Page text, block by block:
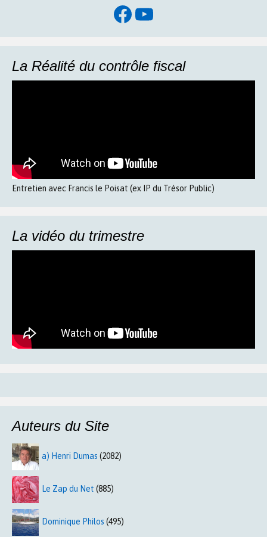
Facebook
YouTube
La Réalité du contrôle fiscal
Entretien avec Francis le Poisat (ex IP du Trésor Public)
La vidéo du trimestre
Auteurs du Site
a) Henri Dumas (2082)
Le Zap du Net (885)
Dominique Philos (495)